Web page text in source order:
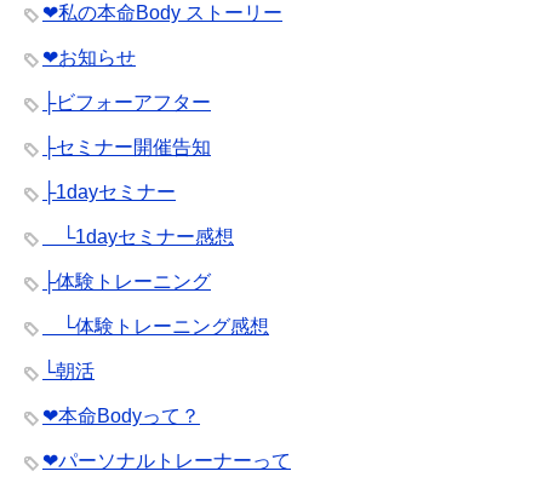
❤︎私の本命Body ストーリー
❤︎お知らせ
├ビフォーアフター
├セミナー開催告知
├1dayセミナー
└1dayセミナー感想
├体験トレーニング
└体験トレーニング感想
└朝活
❤︎本命Bodyって？
❤︎パーソナルトレーナーって